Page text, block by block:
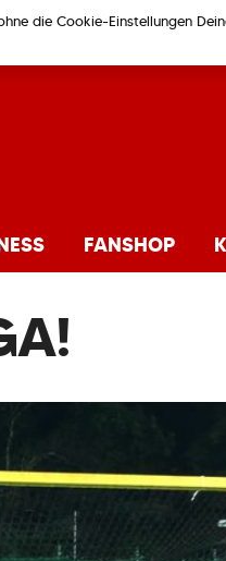
FANSHOP
die Cookie-Einstellungen